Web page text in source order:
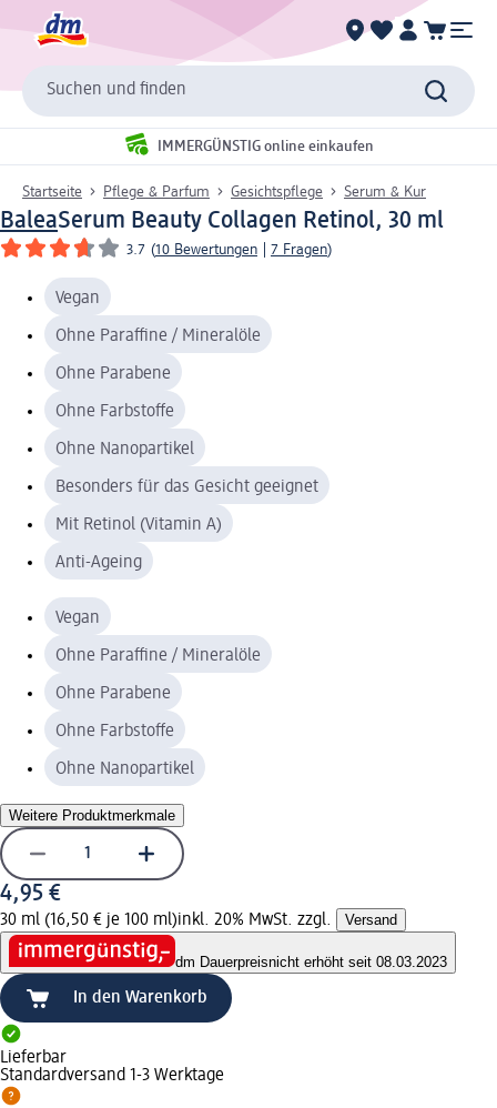
Suchen und finden
IMMERGÜNSTIG online einkaufen
Startseite Pflege & Parfum Gesichtspflege Serum & Kur
BaleaSerum Beauty Collagen Retinol, 30 ml
3.7 (10 Bewertungen 7 Fragen)
Vegan
Ohne Paraffine / Mineralöle
Ohne Parabene
Ohne Farbstoffe
Ohne Nanopartikel
Besonders für das Gesicht geeignet
Mit Retinol (Vitamin A)
Anti-Ageing
Vegan
Ohne Paraffine / Mineralöle
Ohne Parabene
Ohne Farbstoffe
Ohne Nanopartikel
Weitere Produktmerkmale
4,95 €
30 ml (16,50 € je 100 ml)inkl. 20% MwSt. zzgl. Versand
dm Dauerpreisnicht erhöht seit 08.03.2023
In den Warenkorb
Lieferbar
Standardversand 1-3 Werktage